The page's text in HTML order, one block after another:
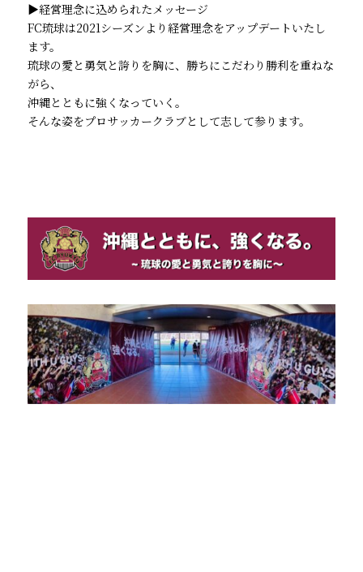
▶︎経営理念に込められたメッセージ
FC琉球は2021シーズンより経営理念をアップデートいたし
ます。
琉球の愛と勇気と誇りを胸に、勝ちにこだわり勝利を重ねな
がら、
沖縄とともに強くなっていく。
そんな姿をプロサッカークラブとして志して参ります。